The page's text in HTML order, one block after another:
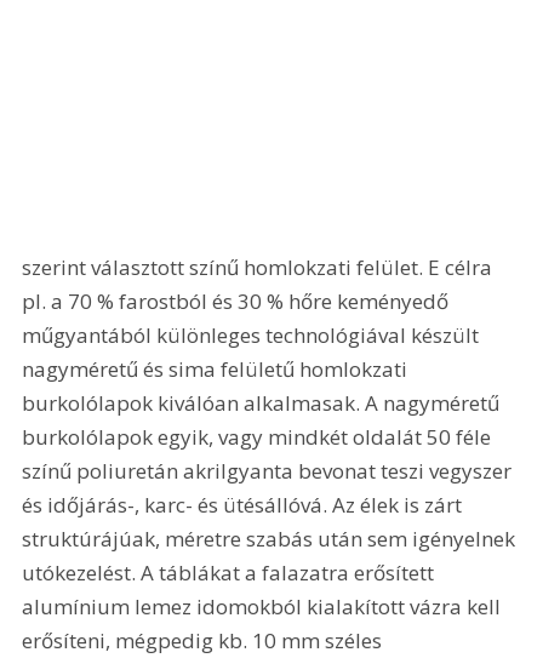
szerint választott színű homlokzati felület. E célra
pl. a 70 % farostból és 30 % hőre keményedő
műgyantából különleges technológiával készült
nagyméretű és sima felületű homlokzati
burkolólapok kiválóan alkalmasak. A nagyméretű
burkolólapok egyik, vagy mindkét oldalát 50 féle
színű poliuretán akrilgyanta bevonat teszi vegyszer
és időjárás-, karc- és ütésállóvá. Az élek is zárt
struktúrájúak, méretre szabás után sem igényelnek
utókezelést. A táblákat a falazatra erősített
alumínium lemez idomokból kialakított vázra kell
erősíteni, mégpedig kb. 10 mm széles